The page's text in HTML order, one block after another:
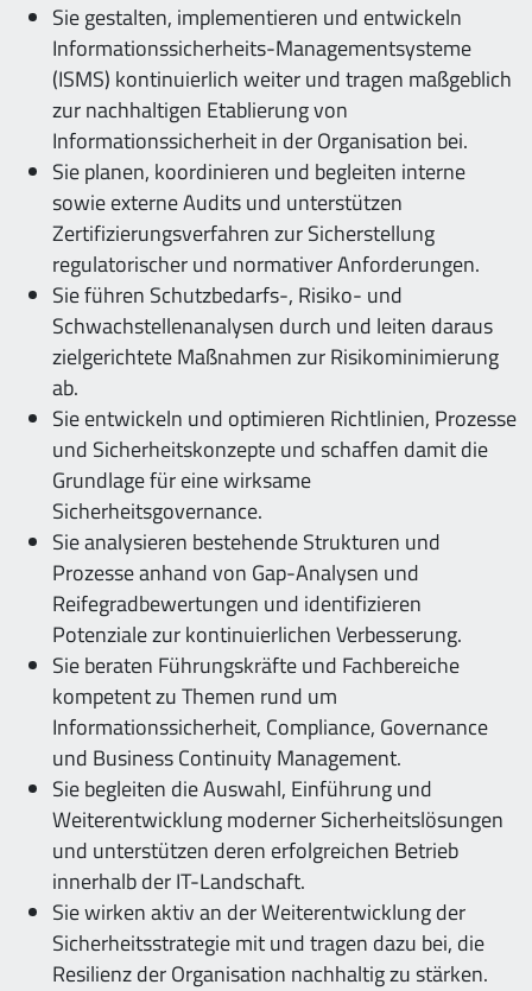
Sie gestalten, implementieren und entwickeln
Informationssicherheits-Managementsysteme
(ISMS) kontinuierlich weiter und tragen maßgeblich
zur nachhaltigen Etablierung von
Informationssicherheit in der Organisation bei.
Sie planen, koordinieren und begleiten interne
sowie externe Audits und unterstützen
Zertifizierungsverfahren zur Sicherstellung
regulatorischer und normativer Anforderungen.
Sie führen Schutzbedarfs-, Risiko- und
Schwachstellenanalysen durch und leiten daraus
zielgerichtete Maßnahmen zur Risikominimierung
ab.
Sie entwickeln und optimieren Richtlinien, Prozesse
und Sicherheitskonzepte und schaffen damit die
Grundlage für eine wirksame
Sicherheitsgovernance.
Sie analysieren bestehende Strukturen und
Prozesse anhand von Gap-Analysen und
Reifegradbewertungen und identifizieren
Potenziale zur kontinuierlichen Verbesserung.
Sie beraten Führungskräfte und Fachbereiche
kompetent zu Themen rund um
Informationssicherheit, Compliance, Governance
und Business Continuity Management.
Sie begleiten die Auswahl, Einführung und
Weiterentwicklung moderner Sicherheitslösungen
und unterstützen deren erfolgreichen Betrieb
innerhalb der IT-Landschaft.
Sie wirken aktiv an der Weiterentwicklung der
Sicherheitsstrategie mit und tragen dazu bei, die
Resilienz der Organisation nachhaltig zu stärken.